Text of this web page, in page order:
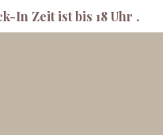
In Zeit ist bis 18 Uhr .